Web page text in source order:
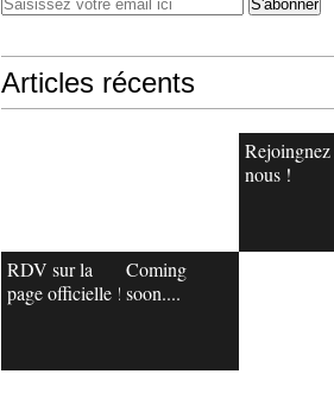
Articles récents
Rejoingnez
nous !
RDV sur la
page officielle !
Coming
soon....